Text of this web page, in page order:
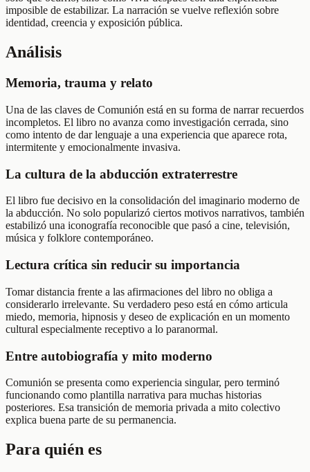
imposible de estabilizar. La narración se vuelve reflexión sobre
identidad, creencia y exposición pública.
Análisis
Memoria, trauma y relato
Una de las claves de Comunión está en su forma de narrar recuerdos
incompletos. El libro no avanza como investigación cerrada, sino
como intento de dar lenguaje a una experiencia que aparece rota,
intermitente y emocionalmente invasiva.
La cultura de la abducción extraterrestre
El libro fue decisivo en la consolidación del imaginario moderno de
la abducción. No solo popularizó ciertos motivos narrativos, también
estabilizó una iconografía reconocible que pasó a cine, televisión,
música y folklore contemporáneo.
Lectura crítica sin reducir su importancia
Tomar distancia frente a las afirmaciones del libro no obliga a
considerarlo irrelevante. Su verdadero peso está en cómo articula
miedo, memoria, hipnosis y deseo de explicación en un momento
cultural especialmente receptivo a lo paranormal.
Entre autobiografía y mito moderno
Comunión se presenta como experiencia singular, pero terminó
funcionando como plantilla narrativa para muchas historias
posteriores. Esa transición de memoria privada a mito colectivo
explica buena parte de su permanencia.
Para quién es